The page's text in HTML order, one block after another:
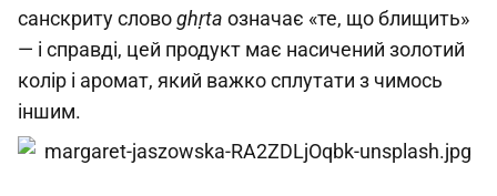
санскриту словоghṛta означає «те, що блищить»
— і справді, цей продукт має насичений золотий
колір і аромат, який важко сплутати з чимось
іншим.